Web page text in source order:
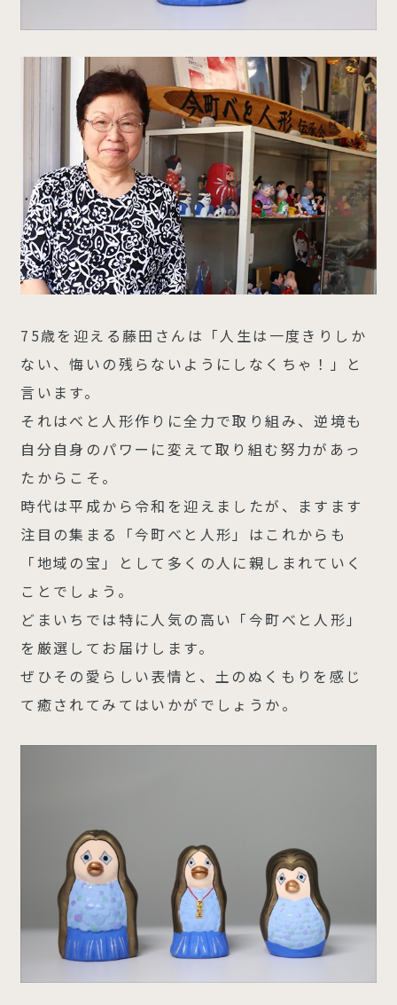
75歳を迎える藤田さんは「人生は一度きりしか
ない、悔いの残らないようにしなくちゃ！」と
言います。
それはべと人形作りに全力で取り組み、逆境も
自分自身のパワーに変えて取り組む努力があっ
たからこそ。
時代は平成から令和を迎えましたが、ますます
注目の集まる「今町べと人形」はこれからも
「地域の宝」として多くの人に親しまれていく
ことでしょう。
どまいちでは特に人気の高い「今町べと人形」
を厳選してお届けします。
ぜひその愛らしい表情と、土のぬくもりを感じ
て癒されてみてはいかがでしょうか。